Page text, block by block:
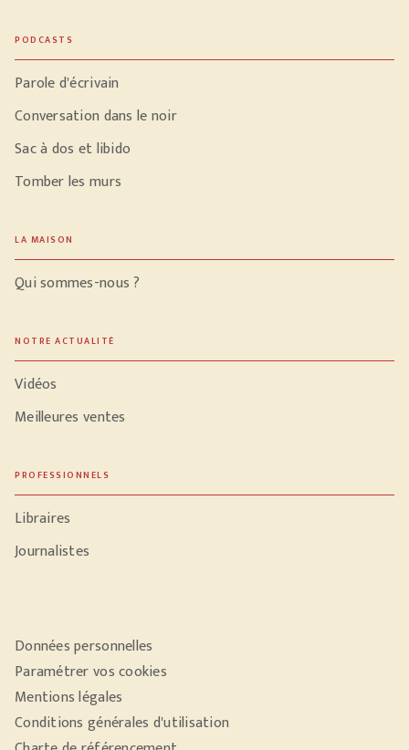
PODCASTS
Parole d'écrivain
Conversation dans le noir
Sac à dos et libido
Tomber les murs
LA MAISON
Qui sommes-nous ?
NOTRE ACTUALITÉ
Vidéos
Meilleures ventes
PROFESSIONNELS
Libraires
Journalistes
Données personnelles
Paramétrer vos cookies
Mentions légales
Conditions générales d'utilisation